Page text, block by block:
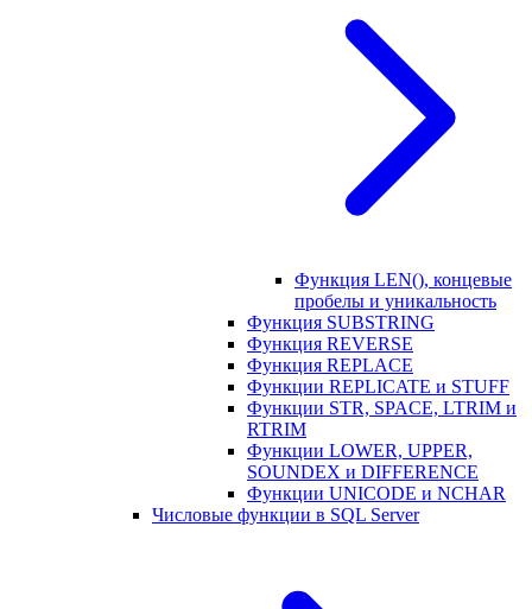
Функция LEN(), концевые
пробелы и уникальность
Функция SUBSTRING
Функция REVERSE
Функция REPLACE
Функции REPLICATE и STUFF
Функции STR, SPACE, LTRIM и
RTRIM
Функции LOWER, UPPER,
SOUNDEX и DIFFERENCE
Функции UNICODE и NCHAR
Числовые функции в SQL Server